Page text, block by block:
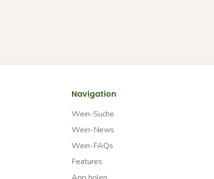
Navigation
Wein-Suche
Wein-News
Wein-FAQs
Features